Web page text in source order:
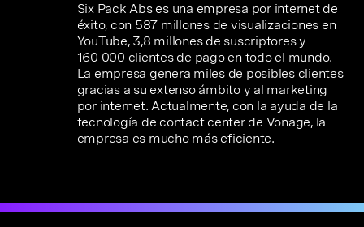
Six Pack Abs es una empresa por internet de
éxito, con 587 millones de visualizaciones en
YouTube, 3,8 millones de suscriptores y
160 000 clientes de pago en todo el mundo.
La empresa genera miles de posibles clientes
gracias a su extenso ámbito y al marketing
por internet. Actualmente, con la ayuda de la
tecnología de contact center de Vonage, la
empresa es mucho más eficiente.